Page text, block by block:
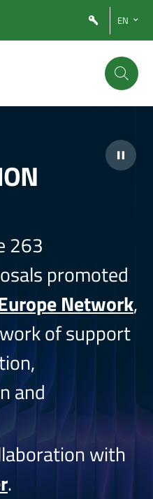
EN
263
promoted
Network,
of support
and
with
.